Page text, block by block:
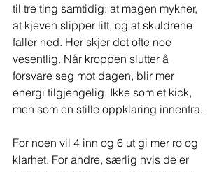
til tre ting samtidig: at magen mykner,
at kjeven slipper litt, og at skuldrene
faller ned. Her skjer det ofte noe
vesentlig. Når kroppen slutter å
forsvare seg mot dagen, blir mer
energi tilgjengelig. Ikke som et kick,
men som en stille oppklaring innenfra.
For noen vil 4 inn og 6 ut gi mer ro og
klarhet. For andre, særlig hvis de er